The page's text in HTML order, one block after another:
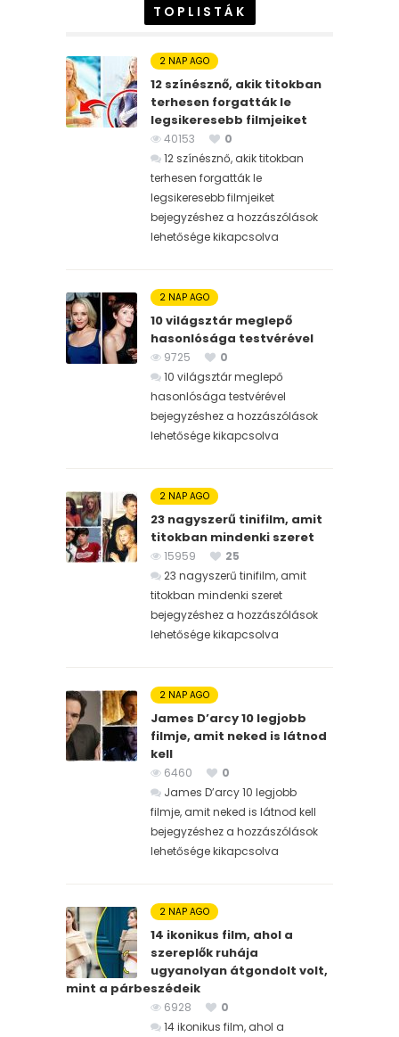
TOPLISTÁK
2 NAP AGO
12 színésznő, akik titokban
terhesen forgatták le
legsikeresebb filmjeiket
40153
0
12 színésznő, akik titokban
terhesen forgatták le
legsikeresebb filmjeiket
bejegyzéshez a hozzászólások
lehetősége kikapcsolva
2 NAP AGO
10 világsztár meglepő
hasonlósága testvérével
9725
0
10 világsztár meglepő
hasonlósága testvérével
bejegyzéshez a hozzászólások
lehetősége kikapcsolva
2 NAP AGO
23 nagyszerű tinifilm, amit
titokban mindenki szeret
15959
25
23 nagyszerű tinifilm, amit
titokban mindenki szeret
bejegyzéshez a hozzászólások
lehetősége kikapcsolva
2 NAP AGO
James D’arcy 10 legjobb
filmje, amit neked is látnod
kell
6460
0
James D’arcy 10 legjobb
filmje, amit neked is látnod kell
bejegyzéshez a hozzászólások
lehetősége kikapcsolva
2 NAP AGO
14 ikonikus film, ahol a
szereplők ruhája
ugyanolyan átgondolt volt,
mint a párbeszédeik
6928
0
14 ikonikus film, ahol a